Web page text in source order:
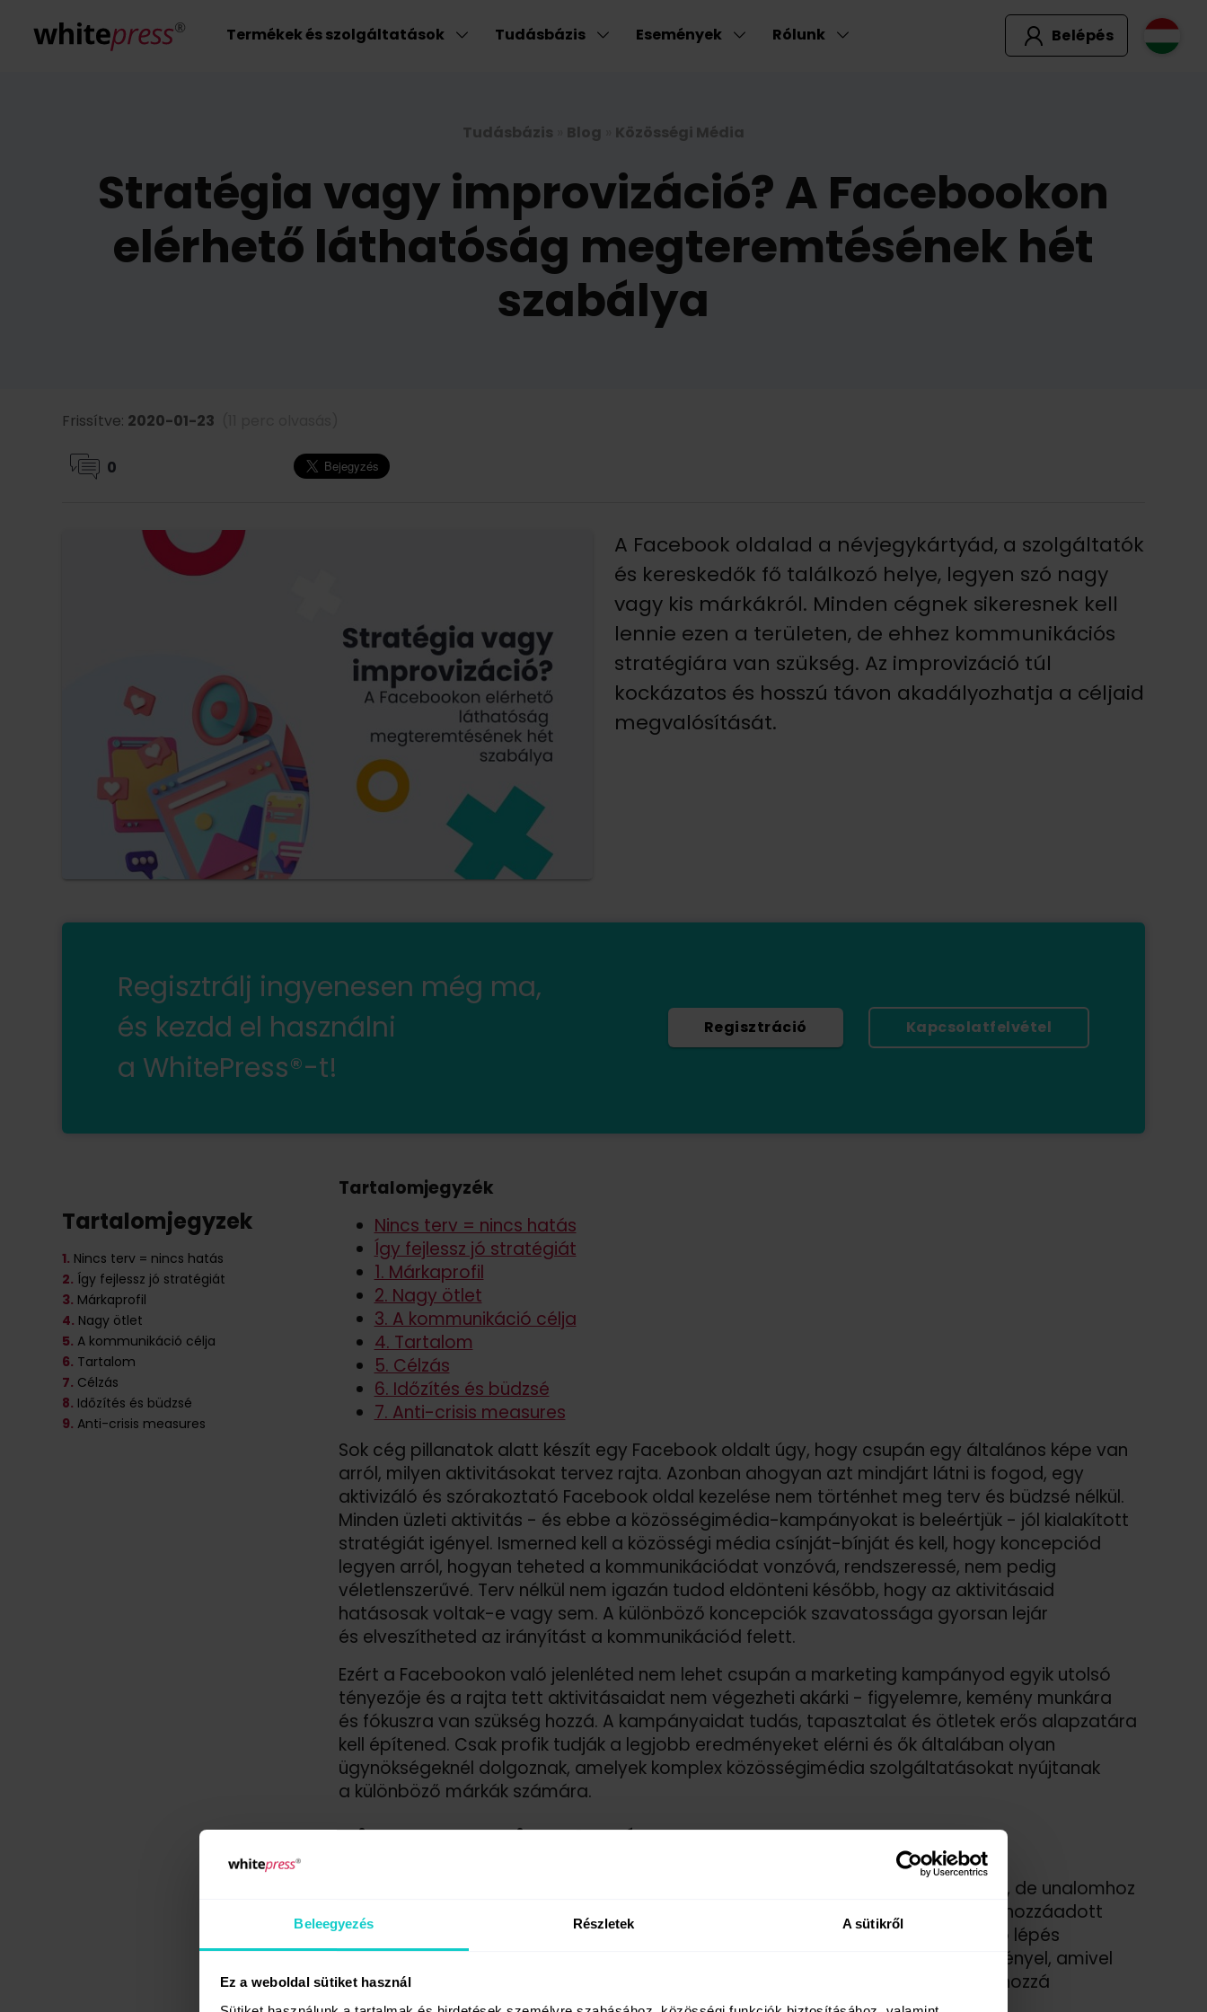
Beleegyezés Részletek A sütikről
Ez a weboldal sütiket használ
Termékek és szolgáltatások Tudásbázis Események Rólunk Belépés
Tudásbázis Blog Közösségi Média
Stratégia vagy improvizáció? A Facebookon
elérhető láthatóság megteremtésének hét
szabálya
Frissítve: 2020-01-23
0
A Facebook oldalad a névjegykártyád, a szolgáltatók
és kereskedők fő találkozó helye, legyen szó nagy
vagy kis márkákról. Minden cégnek sikeresnek kell
lennie ezen a területen, de ehhez kommunikációs
stratégiára van szükség. Az improvizáció túl
kockázatos és hosszú távon akadályozhatja a céljaid
megvalósítását.
Regisztrálj ingyenesen még ma,
és kezdd el használni
a WhitePress®-t!
Regisztráció Kapcsolatfelvétel
Tartalomjegyzek
1. Nincs terv = nincs hatás
2. Így fejlessz jó stratégiát
3. Márkaprofil
4. Nagy ötlet
5. A kommunikáció célja
6. Tartalom
7. Célzás
8. Időzítés és büdzsé
9. Anti-crisis measures
Tartalomjegyzék
Nincs terv = nincs hatás
Így fejlessz jó stratégiát
1. Márkaprofil
2. Nagy ötlet
3. A kommunikáció célja
4. Tartalom
5. Célzás
6. Időzítés és büdzsé
7. Anti-crisis measures
Sok cég pillanatok alatt készít egy Facebook oldalt úgy, hogy csupán egy általános képe van
arról, milyen aktivitásokat tervez rajta. Azonban ahogyan azt mindjárt látni is fogod, egy
aktivizáló és szórakoztató Facebook oldal kezelése nem történhet meg terv és büdzsé nélkül.
Minden üzleti aktivitás - és ebbe a közösségimédia-kampányokat is beleértjük - jól kialakított
stratégiát igényel. Ismerned kell a közösségi média csínját-bínját és kell, hogy koncepciód
legyen arról, hogyan teheted a kommunikációdat vonzóvá, rendszeressé, nem pedig
véletlenszerűvé. Terv nélkül nem igazán tudod eldönteni később, hogy az aktivitásaid
hatásosak voltak-e vagy sem. A különböző koncepciók szavatossága gyorsan lejár
és elveszítheted az irányítást a kommunikációd felett.
Ezért a Facebookon való jelenléted nem lehet csupán a marketing kampányod egyik utolsó
tényezője és a rajta tett aktivitásaidat nem végezheti akárki - figyelemre, kemény munkára
és fókuszra van szükség hozzá. A kampányaidat tudás, tapasztalat és ötletek erős alapzatára
kell építened. Csak profik tudják a legjobb eredményeket elérni és ők általában olyan
ügynökségeknél dolgoznak, amelyek komplex közösségimédia szolgáltatásokat nyújtanak
a különböző márkák számára.
Nincs terv = nincs hatás
A stratégia hiánya nem csak kaotikus és rendszertelen kommunikációhoz vezet, de unalomhoz
is. A posztok hosszú mondatokból és a honlapra vezető linkekből állnak - nincs hozzáadott
érték, nincs aktivizáló tartalom, nincs call to action, azaz felszólítás a következő lépés
megtételére. A szövegek, a grafikák, az animációk és a videók készítése időt igényel, amivel
viszont te nem rendelkezel és a Facebook oldalad akkor frissül, ha kedved van hozzá
és nem szerepel a prioritások között.